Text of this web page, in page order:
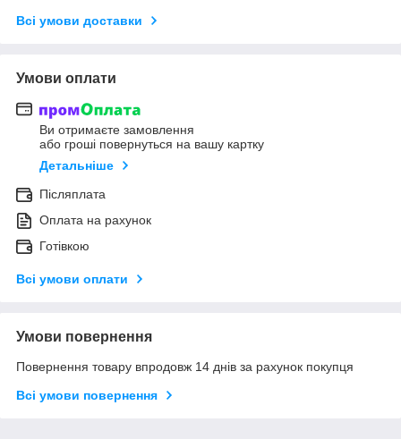
Всі умови доставки
Умови оплати
Ви отримаєте замовлення
або гроші повернуться на вашу картку
Детальніше
Післяплата
Оплата на рахунок
Готівкою
Всі умови оплати
Умови повернення
Повернення товару впродовж 14 днів за рахунок покупця
Всі умови повернення